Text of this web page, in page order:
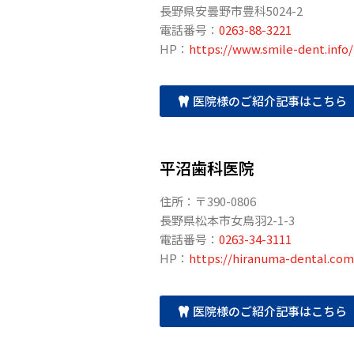
長野県安曇野市豊科5024-2
電話番号： 0263-88-3221
HP： https://www.smile-dent.info/
医院様のご紹介記事はこちら
平沼歯科医院
住所：〒390-0806
長野県松本市女鳥羽2-1-3
電話番号： 0263-34-3111
HP： https://hiranuma-
医院様のご紹介記事はこちら